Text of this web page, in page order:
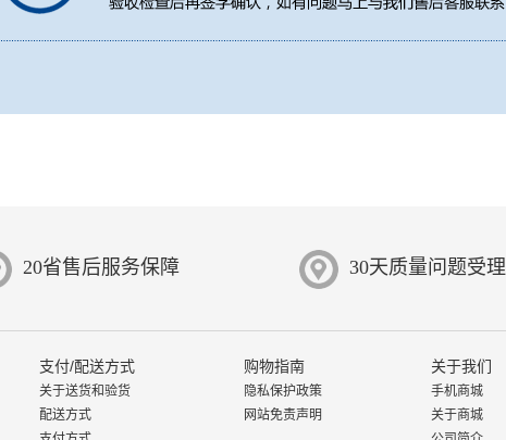
20省售后服务保障 30天质量问题受理
支付/配送方式
关于送货和验货
配送方式
购物指南
隐私保护政策
网站免责声明
关于我们
手机商城
关于商城